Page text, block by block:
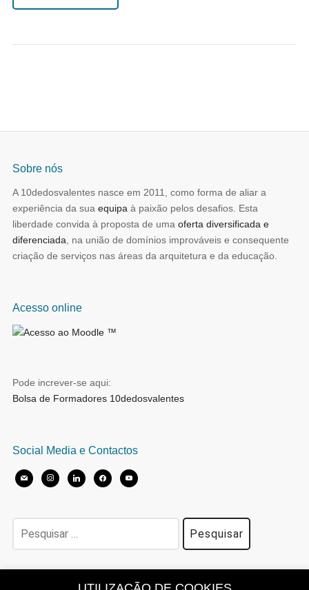
Sobre nós
A 10dedosvalentes nasce em 2011, como forma de aliar a
experiência da sua equipaà paixão pelos desafios. Esta
liberdade convida à proposta de uma oferta diversificada e
diferenciada, na união de domínios improváveis e consequente
criação de serviços nas áreas da arquitetura e da educação.
Acesso online
Pode increver-se aqui:
Bolsa de Formadores 10dedosvalentes
Social Media e Contactos
mail instagramlinkedinfacebookyoutube
por:
Política de Privacidade